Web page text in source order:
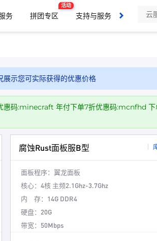
务 拼团专区
活动
支持与服务
了解我们
展示您可实际获得的优惠价格
惠码:minecraft 年付下单7折优惠码:mcnfhd
腐蚀Rust面板服B型
面板程序： 翼龙面板
核心： 4核 主频2.1Ghz-3.7Ghz
内 存： 14G DDR4
硬盘： 20G
带宽： 50Mbps